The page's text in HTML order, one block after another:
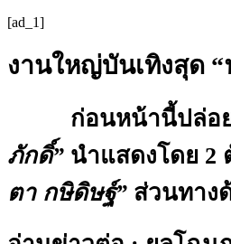
[ad_1]
งานใหญ่บันเทิงสุด
ก่อนหน้านี้ปล่อยฟิต
ภักดิ์” นำแสดงโดย 2
ตา กษิดิษฐ์” ส่วนทาง